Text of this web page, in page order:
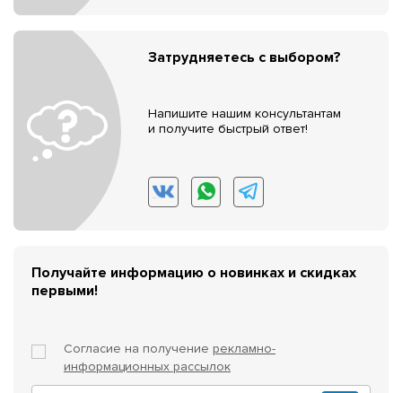
Затрудняетесь с выбором?
Напишите нашим консультантам
и получите быстрый ответ!
Получайте информацию о новинках и скидках
первыми!
Согласие на получение рекламно-
информационных рассылок